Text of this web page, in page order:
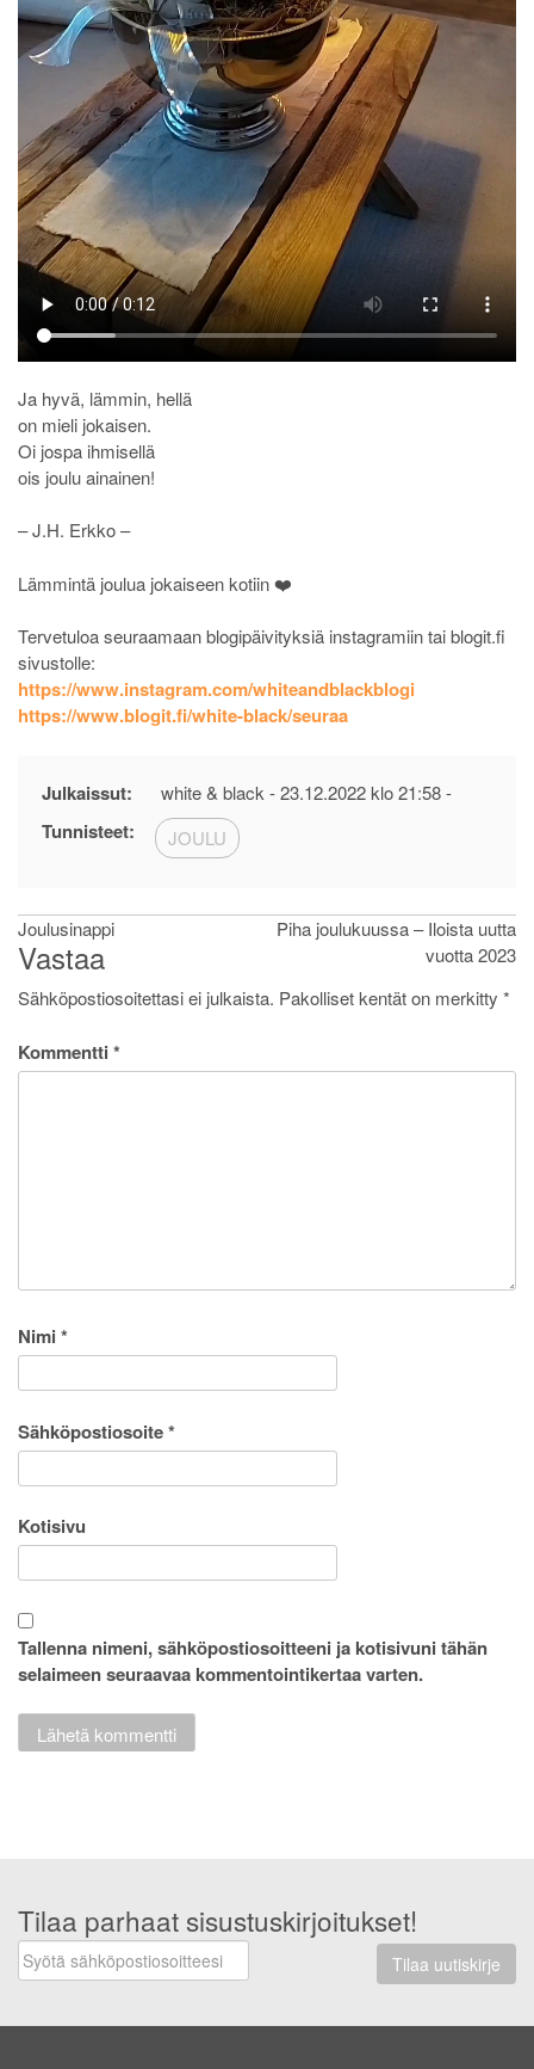
Ja hyvä, lämmin, hellä
on mieli jokaisen.
Oi jospa ihmisellä
ois joulu ainainen!
– J.H. Erkko –
Lämmintä joulua jokaiseen kotiin ❤️
Tervetuloa seuraamaan blogipäivityksiä instagramiin tai blogit.fi
sivustolle:
https://www.instagram.com/whiteandblackblogi
https://www.blogit.fi/white-black/seuraa
Julkaissut: white & black -23.12.2022 klo 21:58-
Tunnisteet: JOULU
Artikkelien
selaus
Joulusinappi
Piha joulukuussa – Iloista uutta
vuotta 2023
Vastaa
Sähköpostiosoitettasi ei julkaista. Pakolliset kentät on merkitty *
Kommentti *
Nimi *
Sähköpostiosoite*
Kotisivu
Tallenna nimeni, sähköpostiosoitteeni ja kotisivuni tähän
selaimeen seuraavaa kommentointikertaa varten.
Tilaa parhaat sisustuskirjoitukset!
Tilaa uutiskirje